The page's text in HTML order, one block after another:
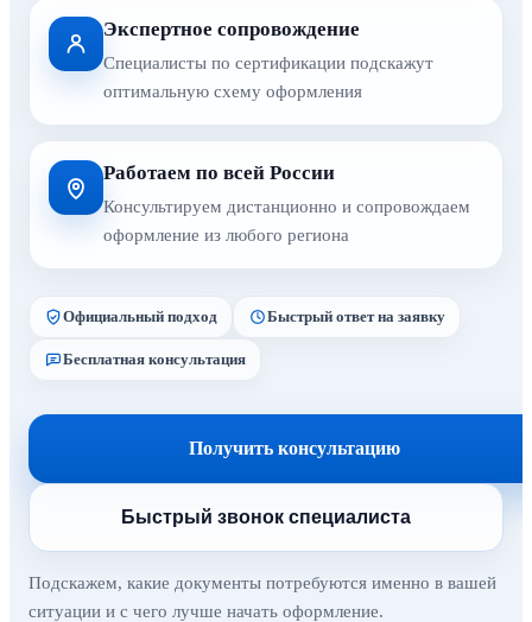
Экспертное сопровождение
Специалисты по сертификации подскажут
оптимальную схему оформления
Работаем по всей России
Консультируем дистанционно и сопровождаем
оформление из любого региона
Официальный подход Быстрый ответ на заявку
Бесплатная консультация
Получить консультацию
Быстрый звонок специалиста
Подскажем, какие документы потребуются именно в вашей
ситуации и с чего лучше начать оформление.